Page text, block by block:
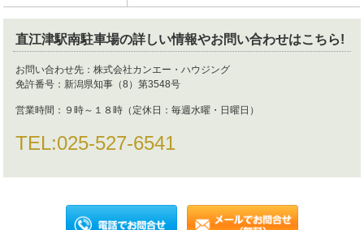
直江津駅南駐車場の詳しい情報やお問い合わせはこちら!
お問い合わせ先： 株式会社カンエー・ハウジング
免許番号： 新潟県知事（8）第3548号
営業時間： ９時～１８時（定休日：毎週水曜・日曜日）
TEL:025-527-6541